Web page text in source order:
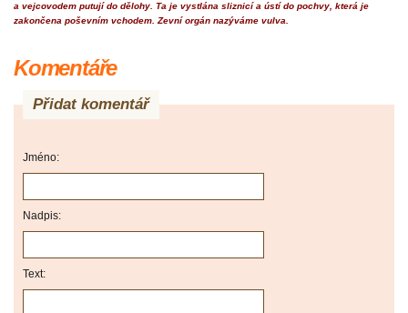
a vejcovodem putují do dělohy. Ta je vystlána sliznicí a ústí do pochvy, která je
zakončena poševním vchodem. Zevní orgán nazýváme vulva.
Komentáře
Přidat komentář
Jméno:
Nadpis:
Text: